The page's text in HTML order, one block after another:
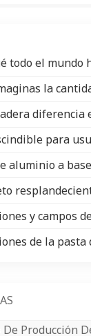
Tiếng Việt
بالعربية
la pasta de aluminio a base de agua (y qué se necesita
de pigmento nacarado que se esconde en
la pasta de aluminio y el pigmento nacarado (y cuándo
para automóviles! Análisis exhaustivo de los tipos de pintura y las materias primas principales (pasta de
frente a pasta de aluminio a base de aceite: ventajas,
donde brillan los pigmentos
y campos de la pasta de
de aluminio en la industria del
De Producción